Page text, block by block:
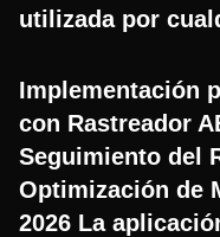
utilizada por
Implementación
con Rastreador
Seguimiento del
Optimización de
2026 La